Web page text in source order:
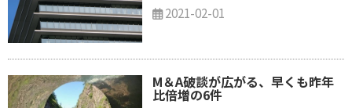
2021-02-01
M＆A破談が広がる、早くも昨年
比倍増の6件